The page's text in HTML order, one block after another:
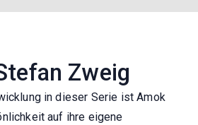
Zweig
in dieser Serie ist Amok
auf ihre eigene